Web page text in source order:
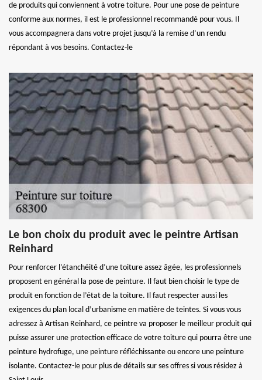
de produits qui conviennent à votre toiture. Pour une pose de peinture
conforme aux normes, il est le professionnel recommandé pour vous. Il
vous accompagnera dans votre projet jusqu’à la remise d’un rendu
répondant à vos besoins. Contactez-le
Le bon choix du produit avec le peintre Artisan
Reinhard
Pour renforcer l’étanchéité d’une toiture assez âgée, les professionnels
proposent en général la pose de peinture. Il faut bien choisir le type de
produit en fonction de l’état de la toiture. Il faut respecter aussi les
exigences du plan local d’urbanisme en matière de teintes. Si vous vous
adressez à Artisan Reinhard, ce peintre va proposer le meilleur produit qui
puisse assurer une protection efficace de votre toiture qui pourra être une
peinture hydrofuge, une peinture réfléchissante ou encore une peinture
isolante. Contactez-le pour plus de détails sur ses offres si vous résidez à